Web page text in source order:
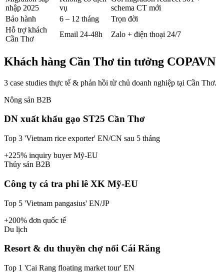
nhập 2025
vụ
schema CT mới
Bảo hành
6 – 12 tháng
Trọn đời
Hỗ trợ khách
Cần Thơ
Email 24-48h Zalo + điện thoại 24/7
Khách hàng Cần Thơ tin tưởng COPAVN
3 case studies thực tế & phản hồi từ chủ doanh nghiệp tại Cần Thơ.
Nông sản B2B
DN xuất khẩu gạo ST25 Cần Thơ
Top 3 'Vietnam rice exporter' EN/CN sau 5 tháng
+225% inquiry buyer Mỹ-EU
Thủy sản B2B
Công ty cá tra phi lê XK Mỹ-EU
Top 5 'Vietnam pangasius' EN/JP
+200% đơn quốc tế
Du lịch
Resort & du thuyền chợ nổi Cái Răng
Top 1 'Cai Rang floating market tour' EN